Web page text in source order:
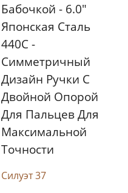
Бабочкой - 6.0"
Японская Сталь
440C -
Симметричный
Дизайн Ручки С
Двойной Опорой
Для Пальцев Для
Максимальной
Точности
Силуэт 37